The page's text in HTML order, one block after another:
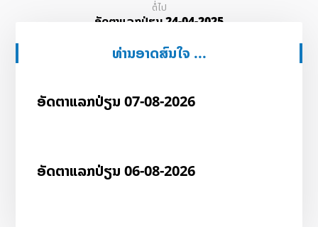
ຕໍ່ໄປ
ອັດ​ຕາ​ແລກ​ປ່ຽນ 24-04-2025
ທ່ານອາດສົນໃຈ ...
ອັດ​ຕາ​ແລກ​ປ່ຽນ 07-08-2026
ອັດ​ຕາ​ແລກ​ປ່ຽນ 06-08-2026